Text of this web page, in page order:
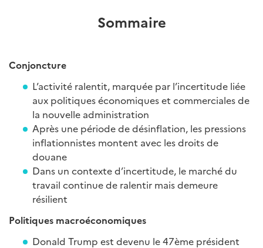
Sommaire
Conjoncture
L’activité ralentit, marquée par l’incertitude liée
aux politiques économiques et commerciales de
la nouvelle administration
Après une période de désinflation, les pressions
inflationnistes montent avec les droits de
douane
Dans un contexte d’incertitude, le marché du
travail continue de ralentir mais demeure
résilient
Politiques macroéconomiques
Donald Trump est devenu le 47ème président